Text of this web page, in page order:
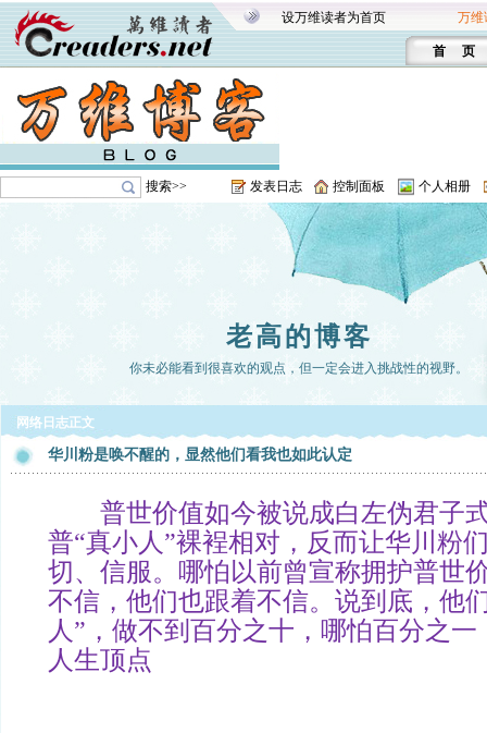
设万维读者为首页 万维
首 页
搜索>> 发表日志 控制面板 个人相册
老高的博客
你未必能看到很喜欢的观点，但一定会进入挑战性的视野。
网络日志正文
华川粉是唤不醒的，显然他们看我也如此认定
普世价值如今被说成白左伪君子
普“真小人”裸裎相对，反而让华川粉
切、信服。哪怕以前曾宣称拥护普世
不信，他们也跟着不信。说到底，他
人”，做不到百分之十，哪怕百分之
人生顶点